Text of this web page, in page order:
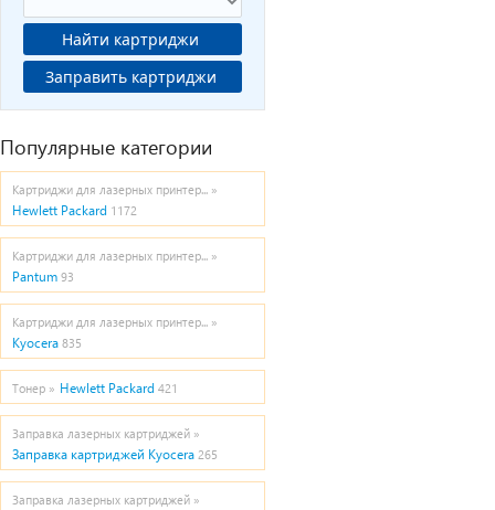
Найти картриджи
Заправить картриджи
Популярные категории
Картриджи для лазерных принтер... »
Hewlett Packard 1172
Картриджи для лазерных принтер... »
Pantum 93
Картриджи для лазерных принтер... »
Kyocera 835
Тонер » Hewlett Packard 421
Заправка лазерных картриджей »
Заправка картриджей Kyocera 265
Заправка лазерных картриджей »